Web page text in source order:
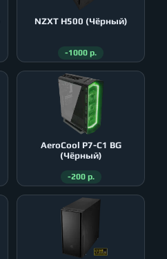
NZXT H500 (Чёрный)
-1000 р.
AeroСool P7-C1 BG
(Чёрный)
-200 р.